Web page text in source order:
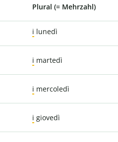
Plural (= Mehrzahl)
i lunedì
i martedì
i mercoledì
i giovedì